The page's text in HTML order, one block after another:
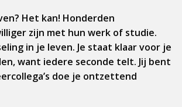
Het kan! Honderden
zijn met hun werk of studie.
in je leven. Je staat klaar voor je
want iedere seconde telt. Jij bent
doe je ontzettend